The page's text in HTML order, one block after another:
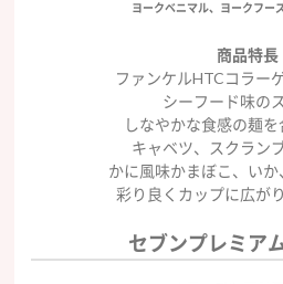
ヨークベニマル、ヨークフー
商品特長
ファンケルHTCコラー
シーフード味の
しなやかな食感の麺
キャベツ、スクラン
かに風味かまぼこ、い
彩り良くカップに広が
セブンプレミア